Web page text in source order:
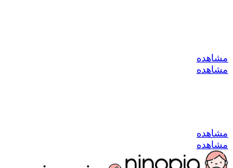
مشاهده
مشاهده
مشاهده
مشاهده